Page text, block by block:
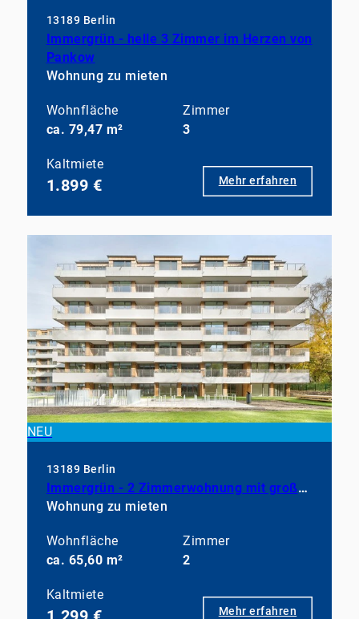
13189 Berlin
Immergrün - helle 3 Zimmer im Herzen von
Pankow
Wohnung zu mieten
Wohnfläche
ca. 79,47 m²
Zimmer
3
Kaltmiete
1.899 € Mehr erfahren
NEU
13189 Berlin
Immergrün - 2 Zimmerwohnung mit großem Balkon, EBK und Duschbad
Wohnung zu mieten
Wohnfläche
ca. 65,60 m²
Zimmer
2
Kaltmiete
Mehr erfahren